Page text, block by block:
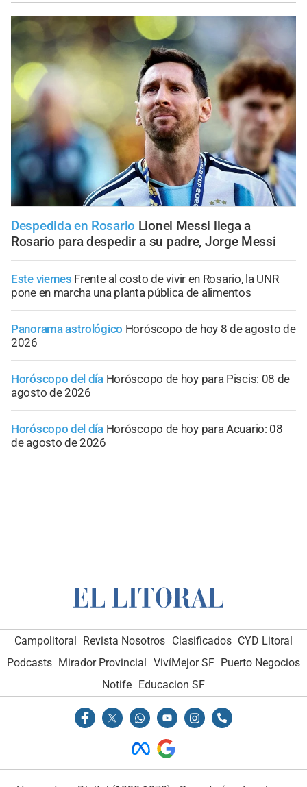
Despedida en Rosario Lionel Messi llega a
Rosario para despedir a su padre, Jorge Messi
Este viernes Frente al costo de vivir en Rosario, la UNR
pone en marcha una planta pública de alimentos
Panorama astrológico Horóscopo de hoy 8 de agosto de
2026
Horóscopo del día Horóscopo de hoy para Piscis: 08 de
agosto de 2026
Horóscopo del día Horóscopo de hoy para Acuario: 08
de agosto de 2026
Campolitoral Revista Nosotros Clasificados CYD Litoral
Podcasts Mirador Provincial VivíMejor SF Puerto Negocios
Notife Educacion SF